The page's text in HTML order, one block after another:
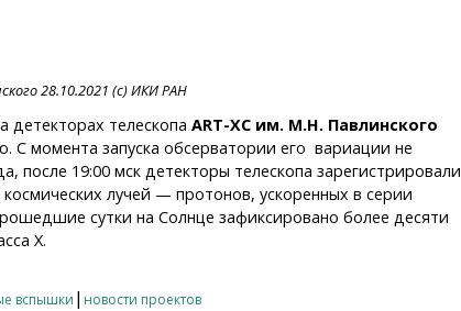
28.10.2021 (с) ИКИ РАН
детекторах телескопа ART-XC им. М.Н. Павлинского
С момента запуска обсерватории его вариации не
после 19:00 мск детекторы телескопа зарегистрировали
лучей — протонов, ускоренных в серии
сутки на Солнце зафиксировано более десяти
X.
вспышки | новости проектов